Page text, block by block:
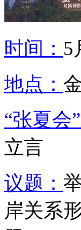
时间： 5
地点：
“张夏会
立言
议题：
岸关系